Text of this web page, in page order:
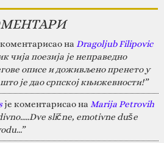
на Dragoljub Filipovic
чија поезија је неправедно
описе и доживљено пренето у
је дао српској књижевности!”
је коментарисао на Marija Petrovih
slične, emotivne duše